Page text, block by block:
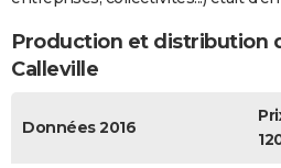
Production et distribution
Calleville
Données 2016